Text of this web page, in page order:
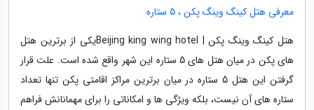
معرفی هتل کینگ وینگ پکن ، 5 ستاره
هتل کینگ وینگ پکن | Beijing king wing hotelیکی از برترین هتل
های پکن در میان هتل های 5 ستاره این شهر واقع شده است. علت قرار
گرفتن این هتل 5 ستاره در میان برترین مراکز اقامتی پکن تنها تعداد
ستاره های آن نیست، بلکه ویژگی ها و امکاناتی را برای مهمانانش فراهم